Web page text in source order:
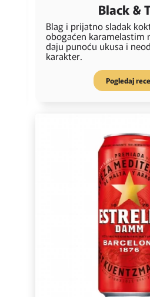
Black &
Blag i prijatno sladak
obogaćen karamelastim
daju punoću ukusa i
karakter.
Pogledaj